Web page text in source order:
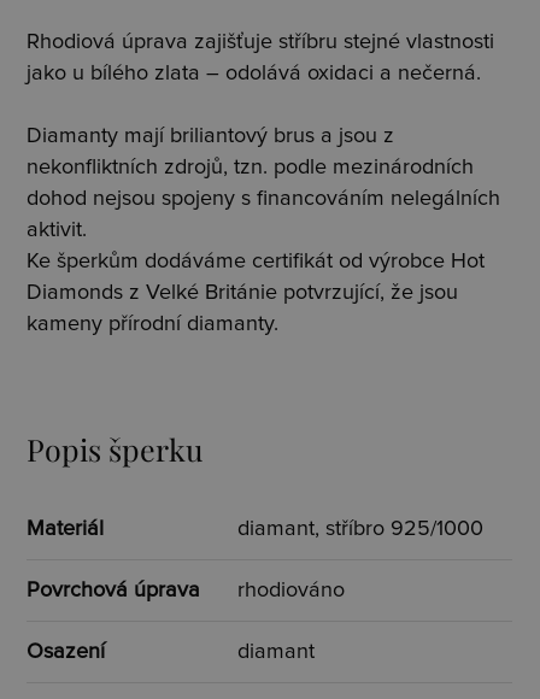
Rhodiová úprava zajišťuje stříbru stejné vlastnosti
jako u bílého zlata – odolává oxidaci a nečerná.
Diamanty mají briliantový brus a jsou z
nekonfliktních zdrojů, tzn. podle mezinárodních
dohod nejsou spojeny s financováním nelegálních
aktivit.
Ke šperkům dodáváme certifikát od výrobce Hot
Diamonds z Velké Británie potvrzující, že jsou
kameny přírodní diamanty.
Popis šperku
Materiál diamant, stříbro 925/1000
Povrchová úprava rhodiováno
Osazení diamant